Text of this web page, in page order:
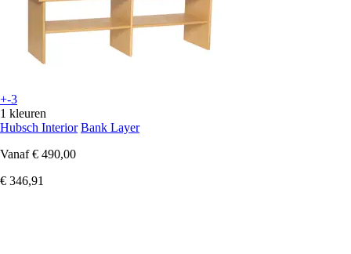
+-3
1 kleuren
Hubsch Interior Bank Layer
Vanaf € 490,00
€ 346,91